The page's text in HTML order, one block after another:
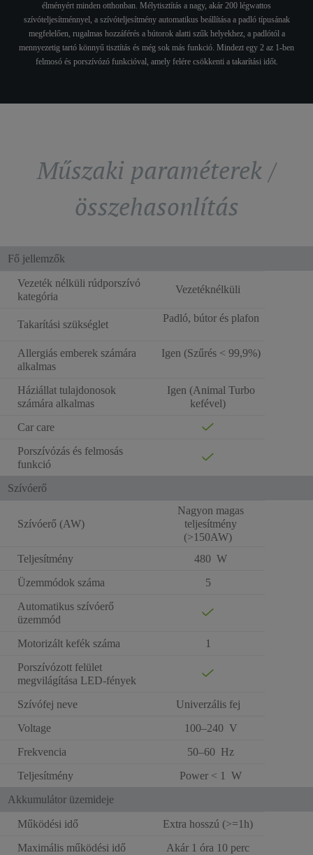
élményért minden otthonban. Mélytisztítás a nagy, akár 200 légwattos
szívóteljesítménnyel, a szívóteljesítmény automatikus beállítása a padló típusának
megfelelően, rugalmas hozzáférés a bútorok alatti szűk helyekhez, a padlótól a
mennyezetig tartó könnyű tisztítás és még sok más funkció. Mindezt egy 2 az 1-ben
felmosó és porszívózó funkcióval, amely felére csökkenti a takarítási időt.
Műszaki paraméterek /
összehasonlítás
Fő jellemzők
Vezeték nélküli rúdporszívó
kategória
Vezetéknélküli
Takarítási szükséglet
Padló, bútor és plafon
Allergiás emberek számára
alkalmas
Igen (Szűrés < 99,9%)
Háziállat tulajdonosok
számára alkalmas
Igen (Animal Turbo
kefével)
Car care
Porszívózás és felmosás
funkció
Szívóerő
Szívóerő (AW)
Nagyon magas
teljesítmény
(>150AW)
Teljesítmény
480 W
Üzemmódok száma
5
Automatikus szívóerő
üzemmód
Motorizált kefék száma
1
Porszívózott felület
megvilágítása LED-fények
Szívófej neve
Univerzális fej
Voltage
100–240 V
Frekvencia
50–60 Hz
Teljesítmény
Power < 1 W
Akkumulátor üzemideje
Működési idő
Extra hosszú (>=1h)
Maximális működési idő
Akár 1 óra 10 perc